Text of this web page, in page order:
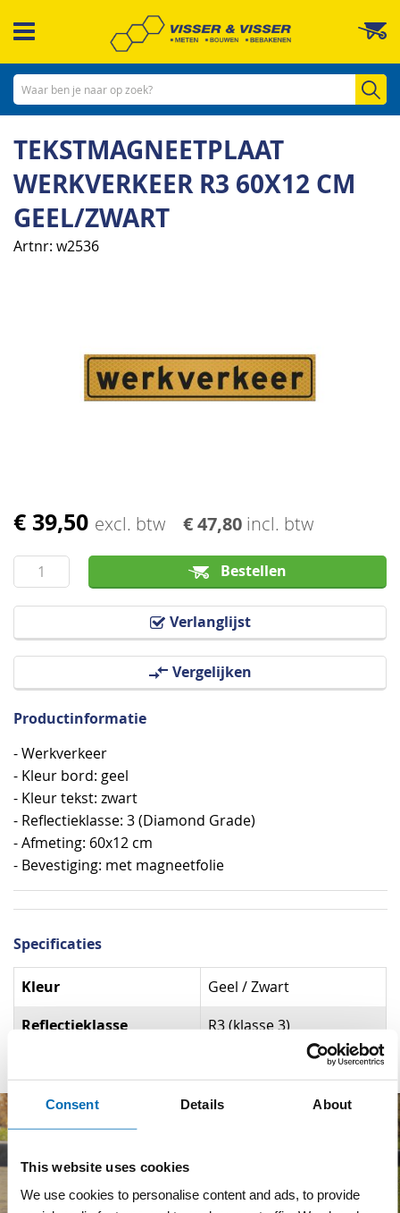
Consent Details About
This website uses cookies
We use cookies to personalise content and ads, to provide
naar
inhoud
TEKSTMAGNEETPLAAT
WERKVERKEER R3 60X12 CM
GEEL/ZWART
Artnr w2536
€ 39,50 excl. btw € 47,80 incl. btw
Bestellen
Verlanglijst
Vergelijken
afbeeldingen-
Ga
het
begin
van
Productinformatie
- Werkverkeer
- Kleur bord: geel
- Kleur tekst: zwart
- Reflectieklasse: 3 (Diamond Grade)
- Afmeting: 60x12 cm
- Bevestiging: met magneetfolie
Specificaties
Specificaties
Kleur Geel / Zwart
Reflectieklasse R3 (klasse 3)